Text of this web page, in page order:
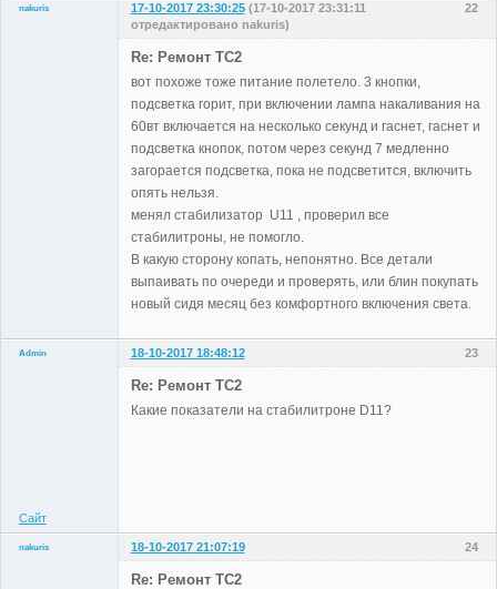
22
nakuris 17-10-2017 23:30:25 (17-10-2017 23:31:11
отредактировано nakuris)
Re: Ремонт TC2
вот похоже тоже питание полетело. 3 кнопки,
подсветка горит, при включении лампа накаливания на
60вт включается на несколько секунд и гаснет, гаснет и
подсветка кнопок, потом через секунд 7 медленно
загорается подсветка, пока не подсветится, включить
опять нельзя.
менял стабилизатор U11 , проверил все
стабилитроны, не помогло.
В какую сторону копать, непонятно. Все детали
выпаивать по очереди и проверять, или блин покупать
новый сидя месяц без комфортного включения света.
23
Admin 18-10-2017 18:48:12
Re: Ремонт TC2
Какие показатели на стабилитроне D11?
Сайт
24
nakuris
18-10-2017 21:07:19
Re: Ремонт TC2